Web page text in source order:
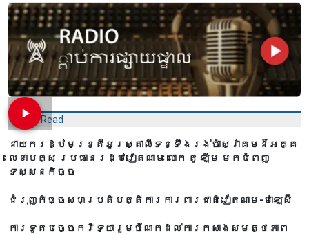
Most Read
នាយករដ្ឋមន្ត្រីអូស្ត្រាលីទន្ទឹងរង់ចាំស្វាគមន៍អគ្គ
លេខាបក្ស ប្រធានរដ្ឋវៀតណាម លោក តូ ឡឹម មកបំពេញ
ទស្សនកិច្ច
ជំរុញកិច្ចសហប្រតិបត្តិការការពារជាតិវៀតណាម-ម៉ាឡេស៊ី
ការទូតបច្ចេកវិទ្យារួមចំណែកដល់ការកសាងសមត្ថភាព